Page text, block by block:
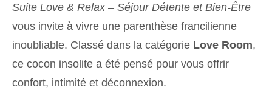
Suite Love & Relax – Séjour Détente et Bien-Être
vous invite à vivre une parenthèse francilienne
inoubliable. Classé dans la catégorie Love Room,
ce cocon insolite a été pensé pour vous offrir
confort, intimité et déconnexion.